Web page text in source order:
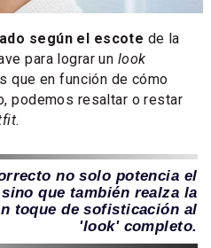
según el escote de la
para lograr un look
que en función de cómo
podemos resaltar o restar
.
no solo potencia el
que también realza la
toque de sofisticación al
'look' completo.